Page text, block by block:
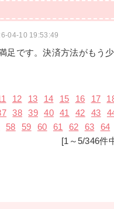
04-10 19:53:49
足です。決済方法がもう
12 13 14 15 16 17
38 39 40 41 42 43
58 59 60 61 62 63 64
[1～5/346件